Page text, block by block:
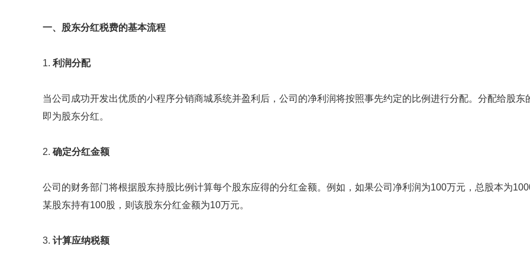
一、股东分红税费的基本流程
1. 利润分配
当公司成功开发出优质的小程序分销商城系统并盈利后，公司的净利润将按照事先约定的比例进行分配。分配给股东
即为股东分红。
2. 确定分红金额
公司的财务部门将根据股东持股比例计算每个股东应得的分红金额。例如，如果公司净利润为100万元，总股本为
某股东持有100股，则该股东分红金额为10万元。
3. 计算应纳税额